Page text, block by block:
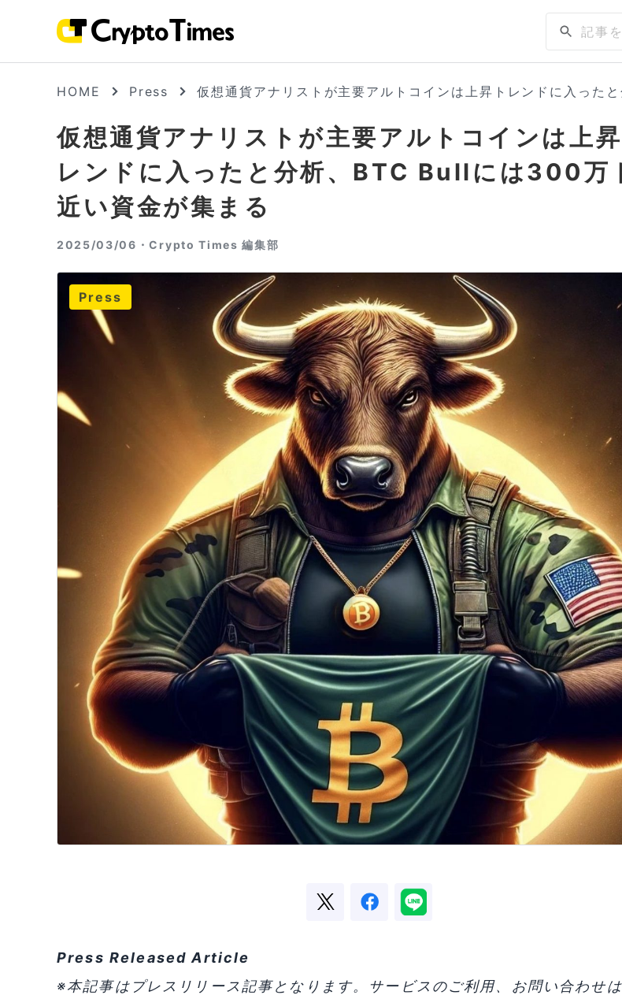
HOME Press 仮想通貨アナリストが主要アルトコインは上昇トレンドに入った
仮想通貨アナリストが主要アルトコインは上昇
レンドに入ったと分析、BTC Bullには300万
近い資金が集まる
2025/03/06・Crypto Times 編集部
Press
Press Released Article
※本記事はプレスリリース記事となります。サービスのご利用、お問い合わせ